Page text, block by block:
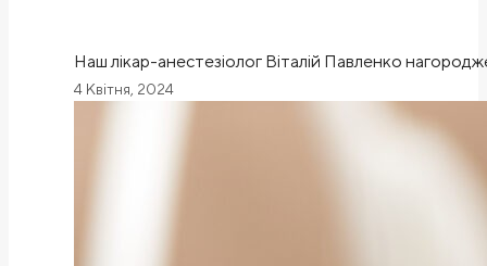
Наш лікар-анестезіолог Віталій Павленко
4 Квітня, 2024